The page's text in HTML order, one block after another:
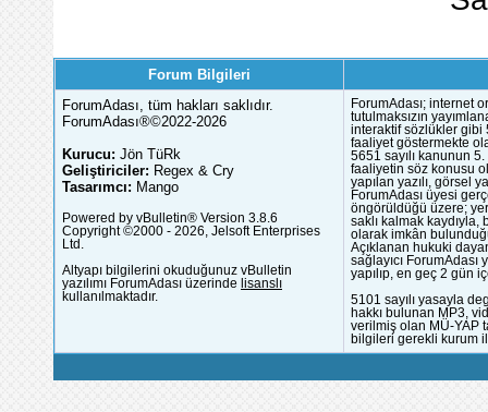
Forum Bilgileri
ForumAdası, tüm hakları saklıdır.
ForumAdası®©2022-2026
Kurucu: Jön TüRk
Geliştiriciler: Regex & Cry
Tasarımcı: Mango
Powered by vBulletin® Version 3.8.6
Copyright ©2000 - 2026, Jelsoft Enterprises
Ltd.
Altyapı bilgilerini okuduğunuz vBulletin
yazılımı ForumAdası üzerinde lisanslı
kullanılmaktadır.
ForumAdası; internet
tutulmaksızın
interaktif sözlükler gibi
faaliyet göstermekte
5651 sayılı kanunun
faaliyetin söz konusu
yapılan yazılı, görsel
ForumAdası üyesi
öngörüldüğü üzere;
saklı kalmak
olarak imkân
Açıklanan hukuki
sağlayıcı
yapılıp, en geç 2 gün
5101 sayılı yasayla
hakkı bulunan MP3,
verilmiş olan MÜ-YAP
bilgileri gerekli kurum